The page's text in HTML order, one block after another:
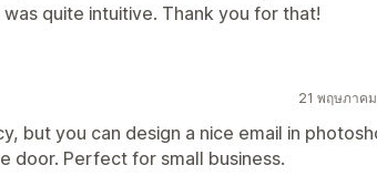
quite intuitive. Thank you for that!
21 พฤษภาค
but you can design a nice email in
door. Perfect for small business.